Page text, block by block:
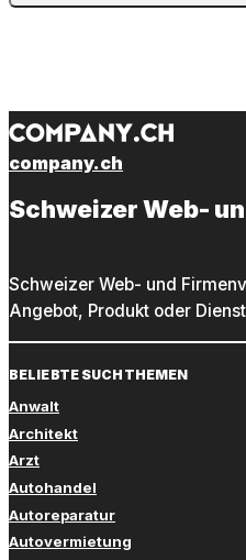
company.ch
Schweizer Web-
Schweizer Web- und
Angebot, Produkt oder
BELIEBTE SUCHTHEMEN
Anwalt
Architekt
Arzt
Autohandel
Autoreparatur
Autovermietung